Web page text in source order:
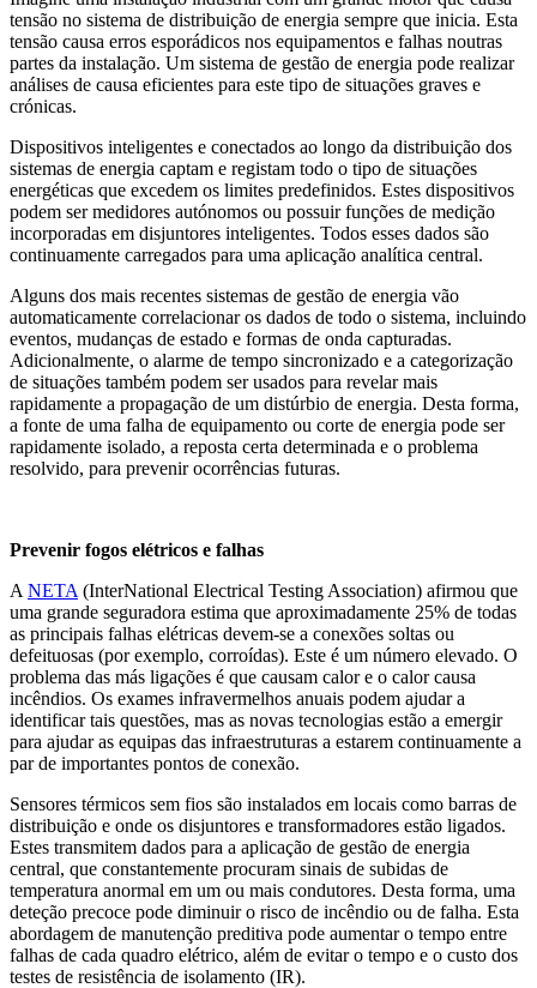
tensão no sistema de distribuição de energia sempre que inicia. Esta
tensão causa erros esporádicos nos equipamentos e falhas noutras
partes da instalação. Um sistema de gestão de energia pode realizar
análises de causa eficientes para este tipo de situações graves e
crónicas.
Dispositivos inteligentes e conectados ao longo da distribuição dos
sistemas de energia captam e registam todo o tipo de situações
energéticas que excedem os limites predefinidos. Estes dispositivos
podem ser medidores autónomos ou possuir funções de medição
incorporadas em disjuntores inteligentes. Todos esses dados são
continuamente carregados para uma aplicação analítica central.
Alguns dos mais recentes sistemas de gestão de energia vão
automaticamente correlacionar os dados de todo o sistema, incluindo
eventos, mudanças de estado e formas de onda capturadas.
Adicionalmente, o alarme de tempo sincronizado e a categorização
de situações também podem ser usados para revelar mais
rapidamente a propagação de um distúrbio de energia. Desta forma,
a fonte de uma falha de equipamento ou corte de energia pode ser
rapidamente isolado, a reposta certa determinada e o problema
resolvido, para prevenir ocorrências futuras.
Prevenir fogos elétricos e falhas
A NETA (InterNational Electrical Testing Association) afirmou que
uma grande seguradora estima que aproximadamente 25% de todas
as principais falhas elétricas devem-se a conexões soltas ou
defeituosas (por exemplo, corroídas). Este é um número elevado. O
problema das más ligações é que causam calor e o calor causa
incêndios. Os exames infravermelhos anuais podem ajudar a
identificar tais questões, mas as novas tecnologias estão a emergir
para ajudar as equipas das infraestruturas a estarem continuamente a
par de importantes pontos de conexão.
Sensores térmicos sem fios são instalados em locais como barras de
distribuição e onde os disjuntores e transformadores estão ligados.
Estes transmitem dados para a aplicação de gestão de energia
central, que constantemente procuram sinais de subidas de
temperatura anormal em um ou mais condutores. Desta forma, uma
deteção precoce pode diminuir o risco de incêndio ou de falha. Esta
abordagem de manutenção preditiva pode aumentar o tempo entre
falhas de cada quadro elétrico, além de evitar o tempo e o custo dos
testes de resistência de isolamento (IR).